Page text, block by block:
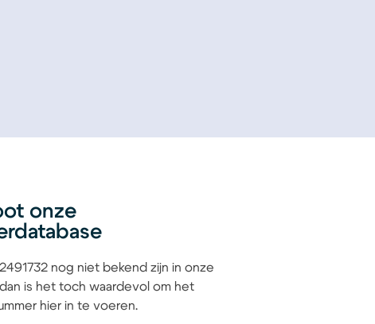
onze
nog niet bekend zijn in onze
is het toch waardevol om het
hier in te voeren.